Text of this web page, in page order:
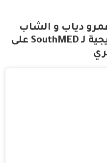
دياب و الشاب
خالد ضمن الحملة الترويجية لـ SouthMED على